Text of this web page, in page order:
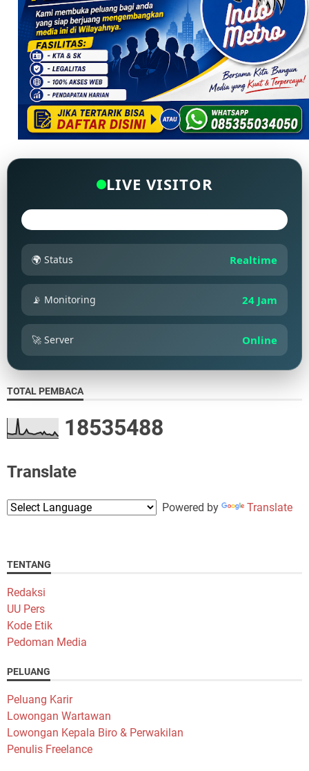
LIVE VISITOR
🌍 Status Realtime
📡 Monitoring 24 Jam
🚀 Server Online
TOTAL PEMBACA
18535488
Translate
Powered by Translate
TENTANG
Redaksi
UU Pers
Kode Etik
Pedoman Media
PELUANG
Peluang Karir
Lowongan Wartawan
Lowongan Kepala Biro & Perwakilan
Penulis Freelance